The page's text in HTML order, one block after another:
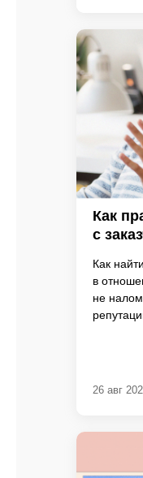
Как
с
Как
в
не
26 авг